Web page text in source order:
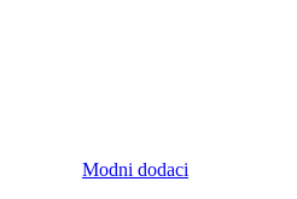
Modni dodaci